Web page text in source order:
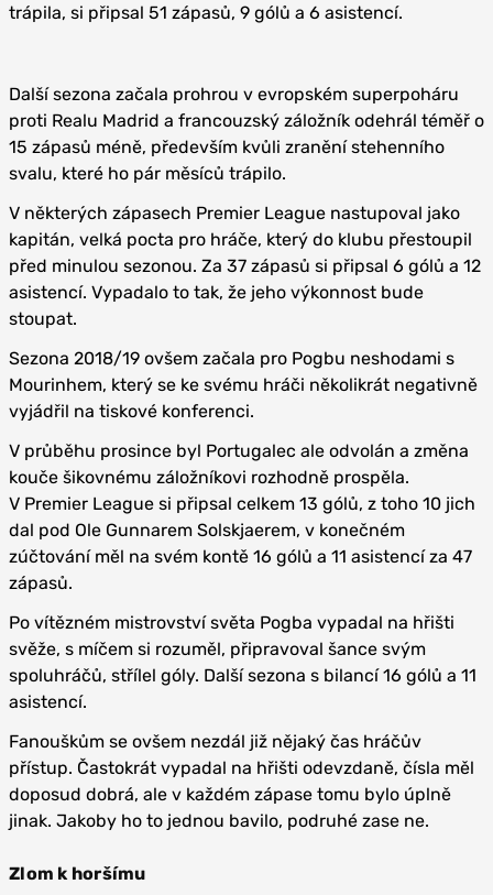
trápila, si připsal 51 zápasů, 9 gólů a 6 asistencí.
Další sezona začala prohrou v evropském superpoháru
proti Realu Madrid a francouzský záložník odehrál téměř o
15 zápasů méně, především kvůli zranění stehenního
svalu, které ho pár měsíců trápilo.
V některých zápasech Premier League nastupoval jako
kapitán, velká pocta pro hráče, který do klubu přestoupil
před minulou sezonou. Za 37 zápasů si připsal 6 gólů a 12
asistencí. Vypadalo to tak, že jeho výkonnost bude
stoupat.
Sezona 2018/19 ovšem začala pro Pogbu neshodami s
Mourinhem, který se ke svému hráči několikrát negativně
vyjádřil na tiskové konferenci.
V průběhu prosince byl Portugalec ale odvolán a změna
kouče šikovnému záložníkovi rozhodně prospěla.
V Premier League si připsal celkem 13 gólů, z toho 10 jich
dal pod Ole Gunnarem Solskjaerem, v konečném
zúčtování měl na svém kontě 16 gólů a 11 asistencí za 47
zápasů.
Po vítězném mistrovství světa Pogba vypadal na hřišti
svěže, s míčem si rozuměl, připravoval šance svým
spoluhráčů, střílel góly. Další sezona s bilancí 16 gólů a 11
asistencí.
Fanouškům se ovšem nezdál již nějaký čas hráčův
přístup. Častokrát vypadal na hřišti odevzdaně, čísla měl
doposud dobrá, ale v každém zápase tomu bylo úplně
jinak. Jakoby ho to jednou bavilo, podruhé zase ne.
Zlom k horšímu